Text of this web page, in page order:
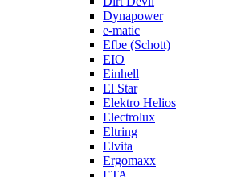
Dynapower
e-matic
Efbe (Schott)
EIO
Einhell
El Star
Elektro Helios
Electrolux
Eltring
Elvita
Ergomaxx